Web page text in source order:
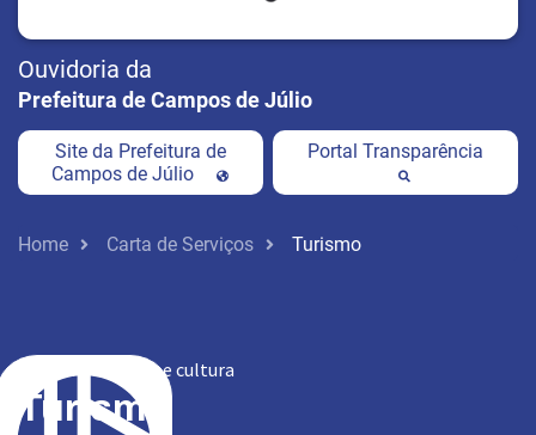
Ouvidoria da
Prefeitura de Campos de Júlio
Site da Prefeitura de
Campos de Júlio
Portal Transparência
Home Carta de Serviços Turismo
Turismo, esporte e cultura
Turismo